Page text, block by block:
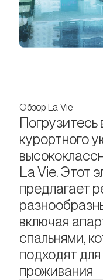
Обзор La Vie
курортного
La Vie. Этот
предлагает
включая
спальнями,
подходят
проживания